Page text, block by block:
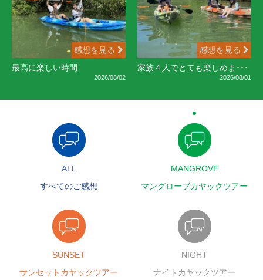
感想を見る
最高に楽しい時間
2026/08/02
感想を見る
家族４人でとても楽しめま･･･
2026/08/01
ALL
すべてのご感想
MANGROVE
マングローブカヤックツアー
SUNSET
サンセットカヤックツアー
NIGHT
ナイトカヤックツアー